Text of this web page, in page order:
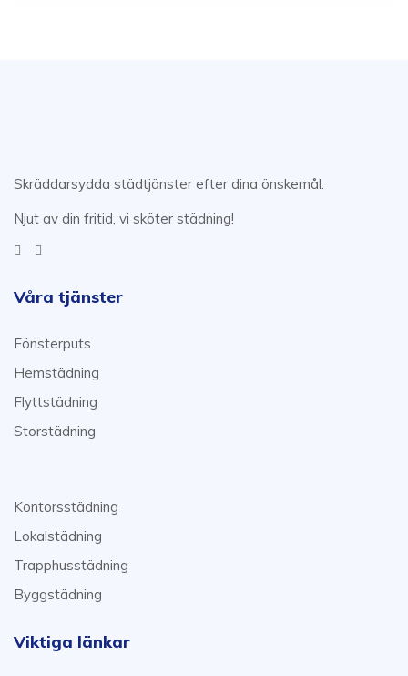
Skräddarsydda städtjänster efter dina önskemål.
Njut av din fritid, vi sköter städning!
Våra tjänster
Fönsterputs
Hemstädning
Flyttstädning
Storstädning
Kontorsstädning
Lokalstädning
Trapphusstädning
Byggstädning
Viktiga länkar